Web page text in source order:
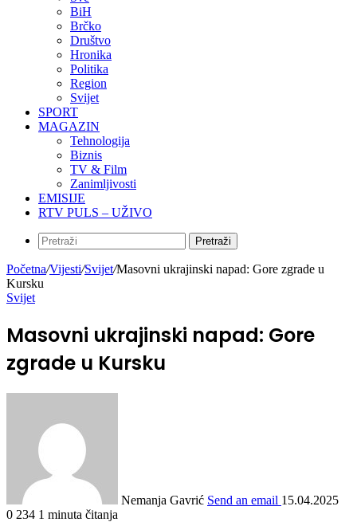
BiH
Brčko
Društvo
Hronika
Politika
Region
Svijet
SPORT
MAGAZIN
Tehnologija
Biznis
TV & Film
Zanimljivosti
EMISIJE
RTV PULS – UŽIVO
Pretraži
Početna/Vijesti/Svijet/Masovni ukrajinski napad: Gore zgrade u
Kursku
Svijet
Masovni ukrajinski napad: Gore
zgrade u Kursku
Nemanja Gavrić Send an email 15.04.2025
0 234 1 minuta čitanja